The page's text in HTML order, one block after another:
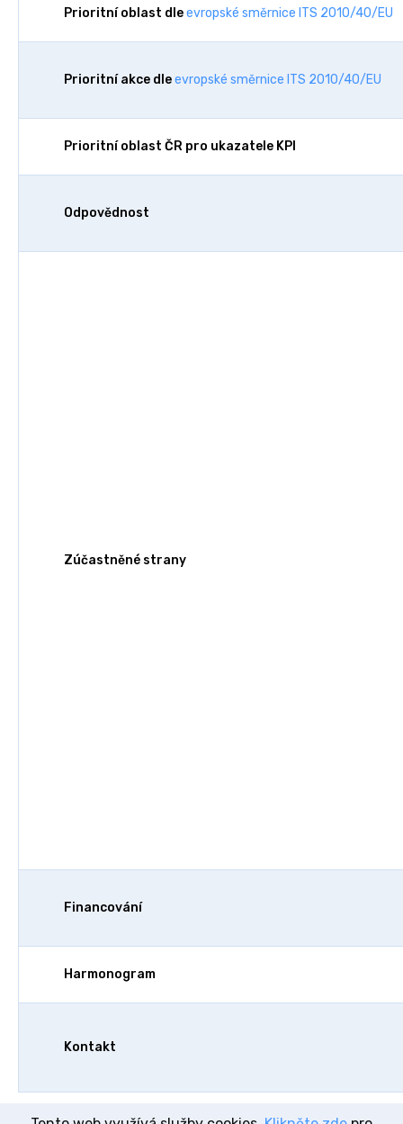
Prioritní oblast dleevropské směrnice ITS 2010/40/EU
Prioritní akce dleevropské směrnice ITS 2010/40/EU
Prioritní oblast ČR pro ukazatele KPI
Odpovědnost
Zúčastněné strany
Financování
Harmonogram
Kontakt